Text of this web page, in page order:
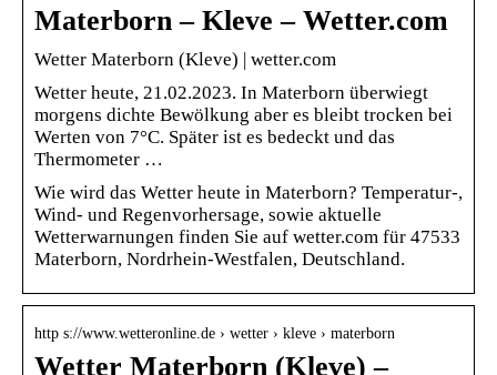
Materborn – Kleve – Wetter.com
Wetter Materborn (Kleve) | wetter.com
Wetter heute, 21.02.2023. In Materborn überwiegt
morgens dichte Bewölkung aber es bleibt trocken bei
Werten von 7°C. Später ist es bedeckt und das
Thermometer …
Wie wird das Wetter heute in Materborn? Temperatur-,
Wind- und Regenvorhersage, sowie aktuelle
Wetterwarnungen finden Sie auf wetter.com für 47533
Materborn, Nordrhein-Westfalen, Deutschland.
http s://www.wetteronline.de › wetter › kleve › materborn
Wetter Materborn (Kleve) –